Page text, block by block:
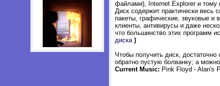
файлами), Internet Explorer и тому
Диск содержит практически
пакеты, графические, звуковые
клиенты, антивирусы и даже
что большинство этих программ
диска)
Чтобы получить диск,
обратно пустую болванку; а
Current Music: Pink Floyd - Alan's